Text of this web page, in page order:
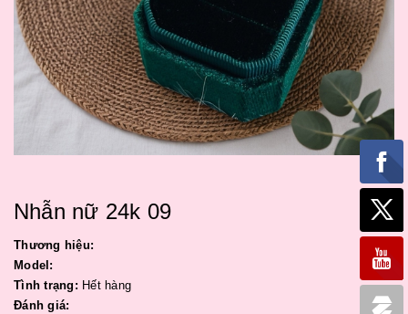
Nhẫn nữ 24k 09
Thương hiệu:
Model:
Tình trạng: Hết hàng
Đánh giá: